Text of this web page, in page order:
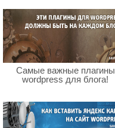
Самые важные плагины
wordpress для блога!